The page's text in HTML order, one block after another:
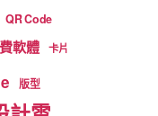
QR Code
軟體 卡片
版型